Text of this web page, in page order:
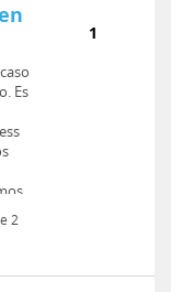
Es
2
1